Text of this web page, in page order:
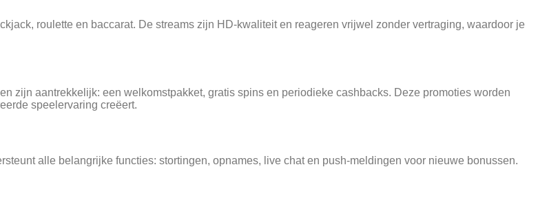
roulette en baccarat. De streams zijn HD‑kwaliteit en reageren vrijwel zonder vertraging, waardoor je
zijn aantrekkelijk: een welkomstpakket, gratis spins en periodieke cashbacks. Deze promoties worden
speelervaring creëert.
alle belangrijke functies: stortingen, opnames, live chat en push‑meldingen voor nieuwe bonussen.